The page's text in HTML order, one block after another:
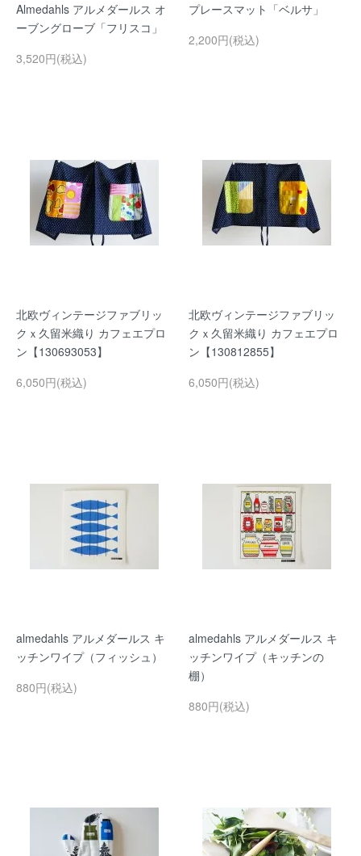
Almedahls アルメダールス オ
ーブングローブ「フリスコ」
3,520円(税込)
プレースマット「ベルサ」
2,200円(税込)
北欧ヴィンテージファブリッ
クｘ久留米織り カフェエプロ
ン【130693053】
6,050円(税込)
北欧ヴィンテージファブリッ
クｘ久留米織り カフェエプロ
ン【130812855】
6,050円(税込)
almedahls アルメダールス キ
ッチンワイプ（フィッシュ）
880円(税込)
almedahls アルメダールス キ
ッチンワイプ（キッチンの
棚）
880円(税込)